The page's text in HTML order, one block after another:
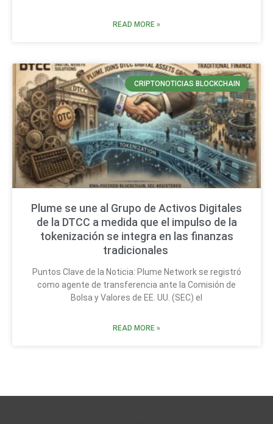
READ MORE »
CRIPTONOTICIAS BLOCKCHAIN
Plume se une al Grupo de Activos Digitales
de la DTCC a medida que el impulso de la
tokenización se integra en las finanzas
tradicionales
Puntos Clave de la Noticia: Plume Network se registró
como agente de transferencia ante la Comisión de
Bolsa y Valores de EE. UU. (SEC) el
READ MORE »